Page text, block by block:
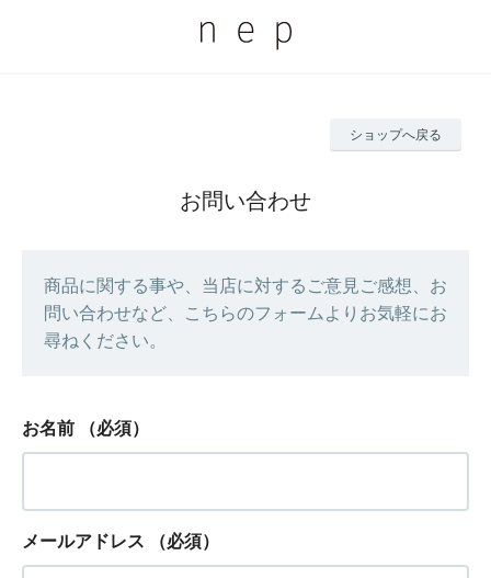
ショップへ戻る
お問い合わせ
商品に関する事や、当店に対するご意見ご感想、お
問い合わせなど、こちらのフォームよりお気軽にお
尋ねください。
お名前 （必須）
メールアドレス （必須）